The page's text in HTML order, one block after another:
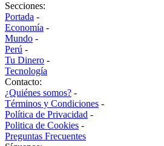
Secciones:
Portada -
Economía -
Mundo -
Perú -
Tu Dinero -
Tecnología
Contacto:
¿Quiénes somos? -
Términos y Condiciones -
Política de Privacidad -
Politica de Cookies -
Preguntas Frecuentes